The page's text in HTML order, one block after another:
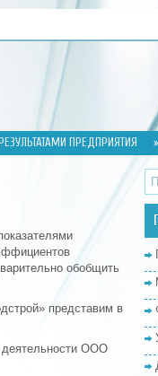
ПРЕДПРИЯТИЯ
обобщить
представим в
деятельности ООО